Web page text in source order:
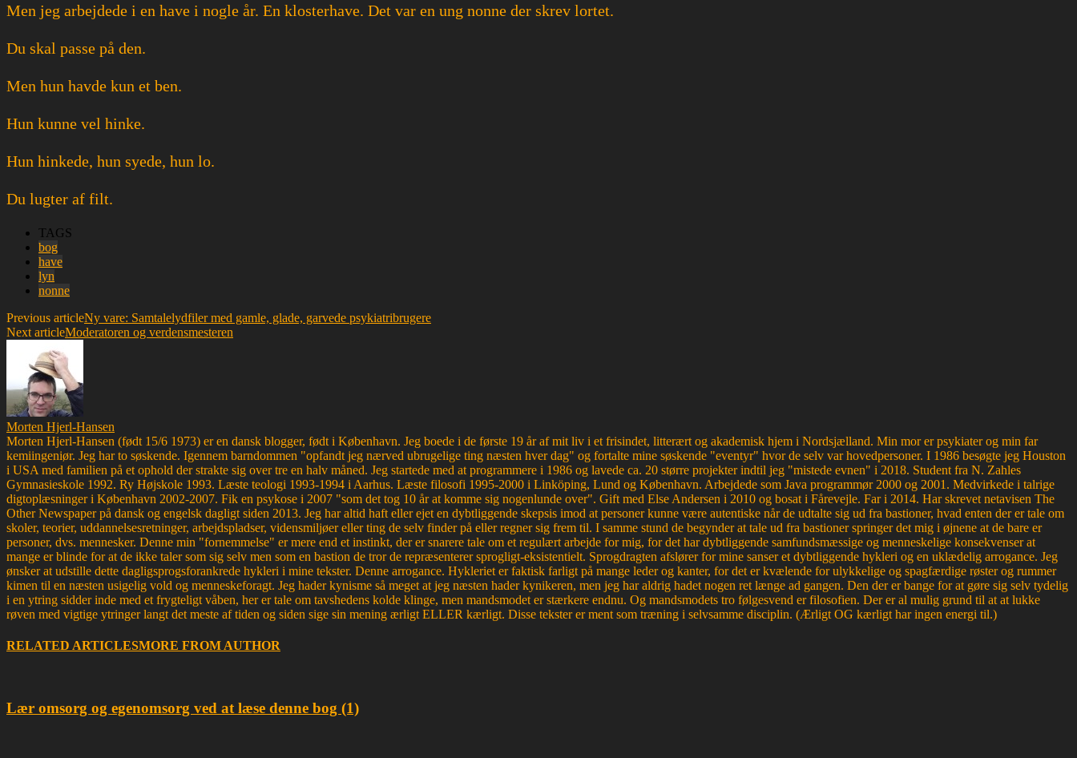
Men jeg arbejdede i en have i nogle år. En klosterhave. Det var en ung nonne der skrev lortet.
Du skal passe på den.
Men hun havde kun et ben.
Hun kunne vel hinke.
Hun hinkede, hun syede, hun lo.
Du lugter af filt.
TAGS
bog
have
lyn
nonne
Previous articleNy vare: Samtalelydfiler med gamle, glade, garvede psykiatribrugere
Next articleModeratoren og verdensmesteren
Morten Hjerl-Hansen
Morten Hjerl-Hansen (født 15/6 1973) er en dansk blogger, født i København. Jeg boede i de første 19 år af mit liv i et frisindet, litterært og akademisk hjem i Nordsjælland. Min mor er psykiater og min far
kemiingeniør. Jeg har to søskende. Igennem barndommen "opfandt jeg nærved ubrugelige ting næsten hver dag" og fortalte mine søskende "eventyr" hvor de selv var hovedpersoner. I 1986 besøgte jeg Houston
i USA med familien på et ophold der strakte sig over tre en halv måned. Jeg startede med at programmere i 1986 og lavede ca. 20 større projekter indtil jeg "mistede evnen" i 2018. Student fra N. Zahles
Gymnasieskole 1992. Ry Højskole 1993. Læste teologi 1993-1994 i Aarhus. Læste filosofi 1995-2000 i Linköping, Lund og København. Arbejdede som Java programmør 2000 og 2001. Medvirkede i talrige
digtoplæsninger i København 2002-2007. Fik en psykose i 2007 "som det tog 10 år at komme sig nogenlunde over". Gift med Else Andersen i 2010 og bosat i Fårevejle. Far i 2014. Har skrevet netavisen The
Other Newspaper på dansk og engelsk dagligt siden 2013. Jeg har altid haft eller ejet en dybtliggende skepsis imod at personer kunne være autentiske når de udtalte sig ud fra bastioner, hvad enten der er tale om
skoler, teorier, uddannelsesretninger, arbejdspladser, vidensmiljøer eller ting de selv finder på eller regner sig frem til. I samme stund de begynder at tale ud fra bastioner springer det mig i øjnene at de bare er
personer, dvs. mennesker. Denne min "fornemmelse" er mere end et instinkt, der er snarere tale om et regulært arbejde for mig, for det har dybtliggende samfundsmæssige og menneskelige konsekvenser at
mange er blinde for at de ikke taler som sig selv men som en bastion de tror de repræsenterer sprogligt-eksistentielt. Sprogdragten afslører for mine sanser et dybtliggende hykleri og en uklædelig arrogance. Jeg
ønsker at udstille dette dagligsprogsforankrede hykleri i mine tekster. Denne arrogance. Hykleriet er faktisk farligt på mange leder og kanter, for det er kvælende for ulykkelige og spagfærdige røster og rummer
kimen til en næsten usigelig vold og menneskeforagt. Jeg hader kynisme så meget at jeg næsten hader kynikeren, men jeg har aldrig hadet nogen ret længe ad gangen. Den der er bange for at gøre sig selv tydelig
i en ytring sidder inde med et frygteligt våben, her er tale om tavshedens kolde klinge, men mandsmodet er stærkere endnu. Og mandsmodets tro følgesvend er filosofien. Der er al mulig grund til at at lukke
røven med vigtige ytringer langt det meste af tiden og siden sige sin mening ærligt ELLER kærligt. Disse tekster er ment som træning i selvsamme disciplin. (Ærligt OG kærligt har ingen energi til.)
RELATED ARTICLESMORE FROM AUTHOR
Lær omsorg og egenomsorg ved at læse denne bog (1)